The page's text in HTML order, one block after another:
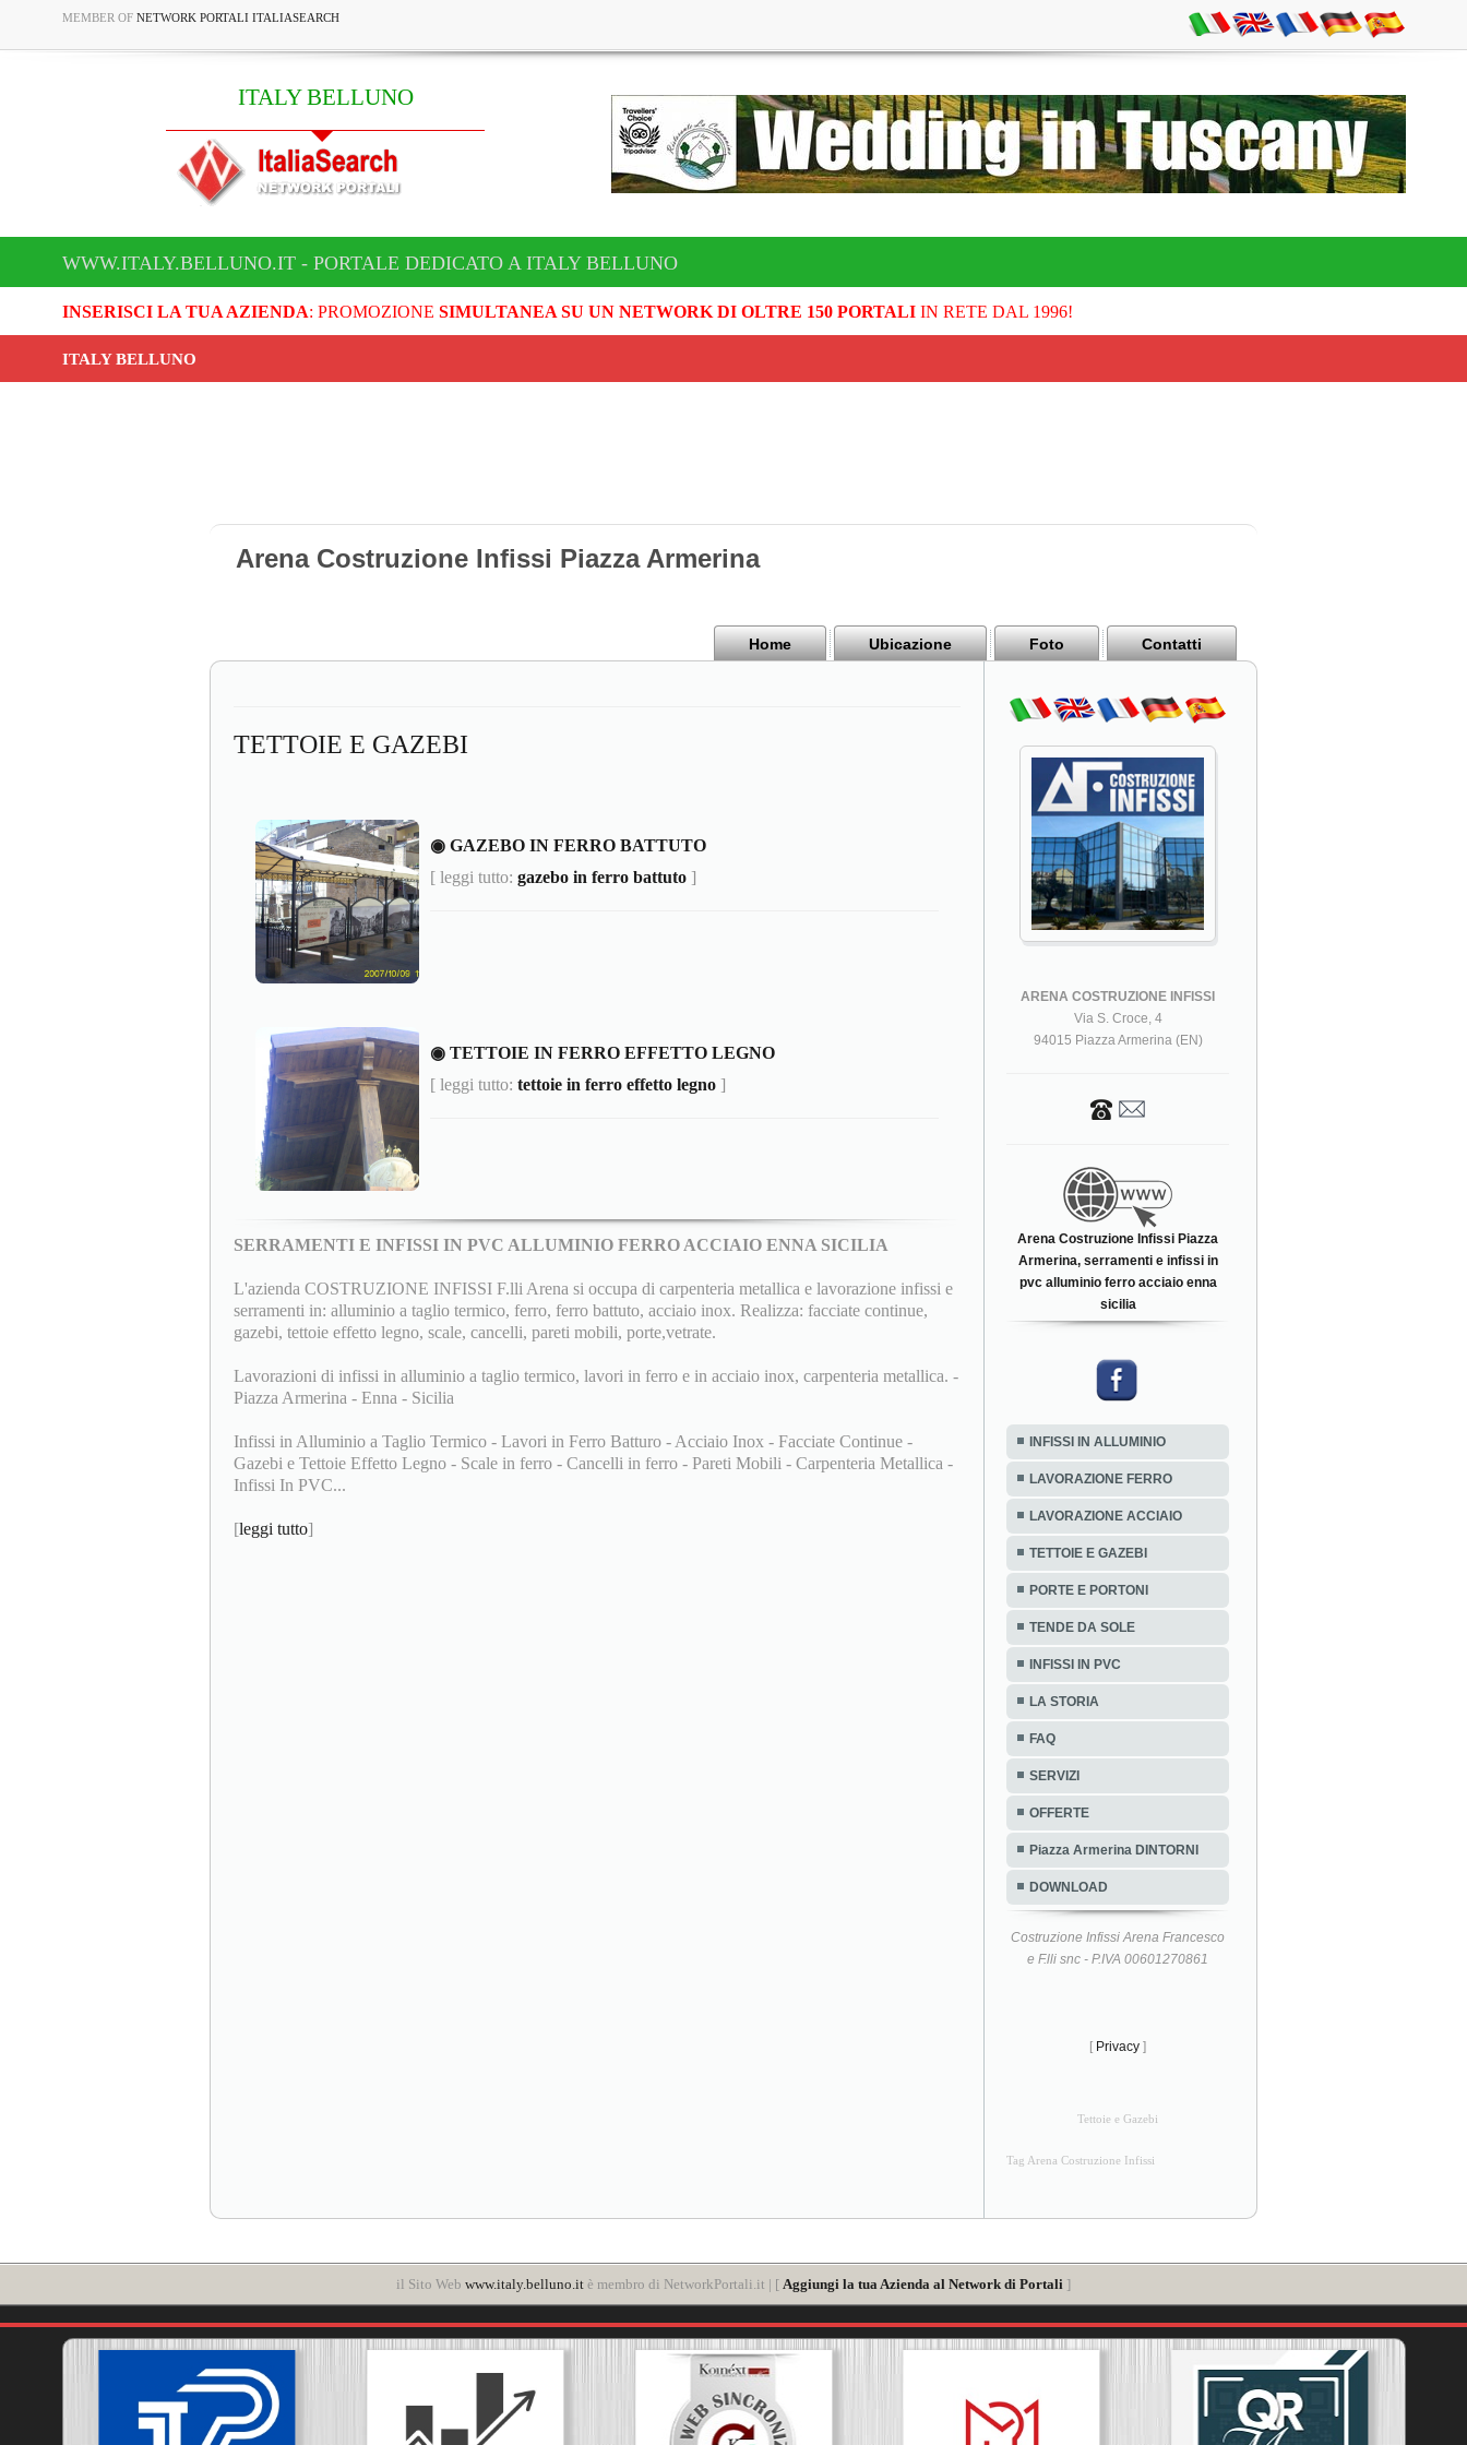
MEMBER OF NETWORK PORTALI ITALIASEARCH
ITALY BELLUNO
WWW.ITALY.BELLUNO.IT - PORTALE DEDICATO A ITALY BELLUNO
INSERISCI LA TUA AZIENDA: PROMOZIONE SIMULTANEA SU UN NETWORK DI OLTRE 150 PORTALIIN RETE DAL 1996!
ITALY BELLUNO
Arena Costruzione Infissi Piazza Armerina
Home Ubicazione Foto Contatti
TETTOIE E GAZEBI
◉ GAZEBO IN FERRO BATTUTO
[ leggi tutto: gazebo in ferro battuto ]
◉ TETTOIE IN FERRO EFFETTO LEGNO
[ leggi tutto: tettoie in ferro effetto legno ]
SERRAMENTI E INFISSI IN PVC ALLUMINIO FERRO ACCIAIO ENNA SICILIA
L'azienda COSTRUZIONE INFISSI F.lli Arena si occupa di carpenteria metallica e lavorazione infissi e
serramenti in: alluminio a taglio termico, ferro, ferro battuto, acciaio inox. Realizza: facciate continue,
gazebi, tettoie effetto legno, scale, cancelli, pareti mobili, porte,vetrate.
Lavorazioni di infissi in alluminio a taglio termico, lavori in ferro e in acciaio inox, carpenteria metallica. -
Piazza Armerina - Enna - Sicilia
Infissi in Alluminio a Taglio Termico - Lavori in Ferro Batturo - Acciaio Inox - Facciate Continue -
Gazebi e Tettoie Effetto Legno - Scale in ferro - Cancelli in ferro - Pareti Mobili - Carpenteria Metallica -
Infissi In PVC...
[leggi tutto]
ARENA COSTRUZIONE INFISSI
Via S. Croce, 4
94015 Piazza Armerina (EN)
Arena Costruzione Infissi Piazza
Armerina, serramenti e infissi in
pvc alluminio ferro acciaio enna
sicilia
INFISSI IN ALLUMINIO
LAVORAZIONE FERRO
LAVORAZIONE ACCIAIO
TETTOIE E GAZEBI
PORTE E PORTONI
TENDE DA SOLE
INFISSI IN PVC
LA STORIA
FAQ
SERVIZI
OFFERTE
Piazza Armerina DINTORNI
DOWNLOAD
Costruzione Infissi Arena Francesco
e F.lli snc - P.IVA 00601270861
[ Privacy ]
Tettoie e Gazebi
Tag Arena Costruzione Infissi
il Sito Web www.italy.belluno.it è membro di NetworkPortali.it | [ Aggiungi la tua Azienda al Network di Portali ]